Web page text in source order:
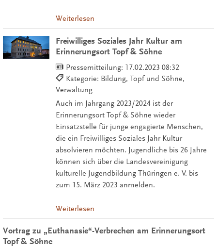
Weiterlesen
Freiwilliges Soziales Jahr Kultur am
Erinnerungsort Topf & Söhne
Pressemitteilung: 17.02.2023 08:32
Kategorie: Bildung, Topf und Söhne,
Verwaltung
Auch im Jahrgang 2023/2024 ist der
Erinnerungsort Topf & Söhne wieder
Einsatzstelle für junge engagierte Menschen,
die ein Freiwilliges Soziales Jahr Kultur
absolvieren möchten. Jugendliche bis 26 Jahre
können sich über die Landesvereinigung
kulturelle Jugendbildung Thüringen e. V. bis
zum 15. März 2023 anmelden.
Weiterlesen
Vortrag zu „Euthanasie“-Verbrechen am Erinnerungsort
Topf & Söhne